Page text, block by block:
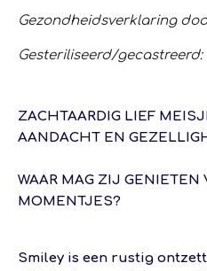
Gezondheidsverklaring
Gesteriliseerd/
ZACHTAARDIG LIEF
AANDACHT EN
WAAR MAG ZIJ GENIETEN
MOMENTJES?
Smiley is een rustig